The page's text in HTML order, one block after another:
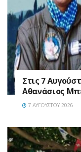
Στις 7
Αθανάσιος
7 ΑΥΓΟΎΣΤΟΥ 2026